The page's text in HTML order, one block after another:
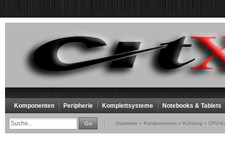
Komponenten Peripherie Komplettsysteme Notebooks & Tablets
Go Startseite » Komponenten » Kühlung » CPU-